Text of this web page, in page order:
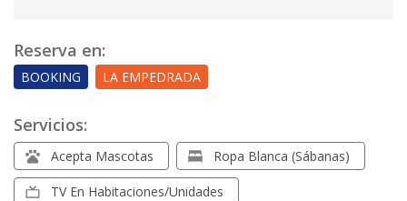
Reserva en:
BOOKING LA EMPEDRADA
Servicios:
Acepta Mascotas Ropa Blanca (sábanas)
TV En Habitaciones/unidades